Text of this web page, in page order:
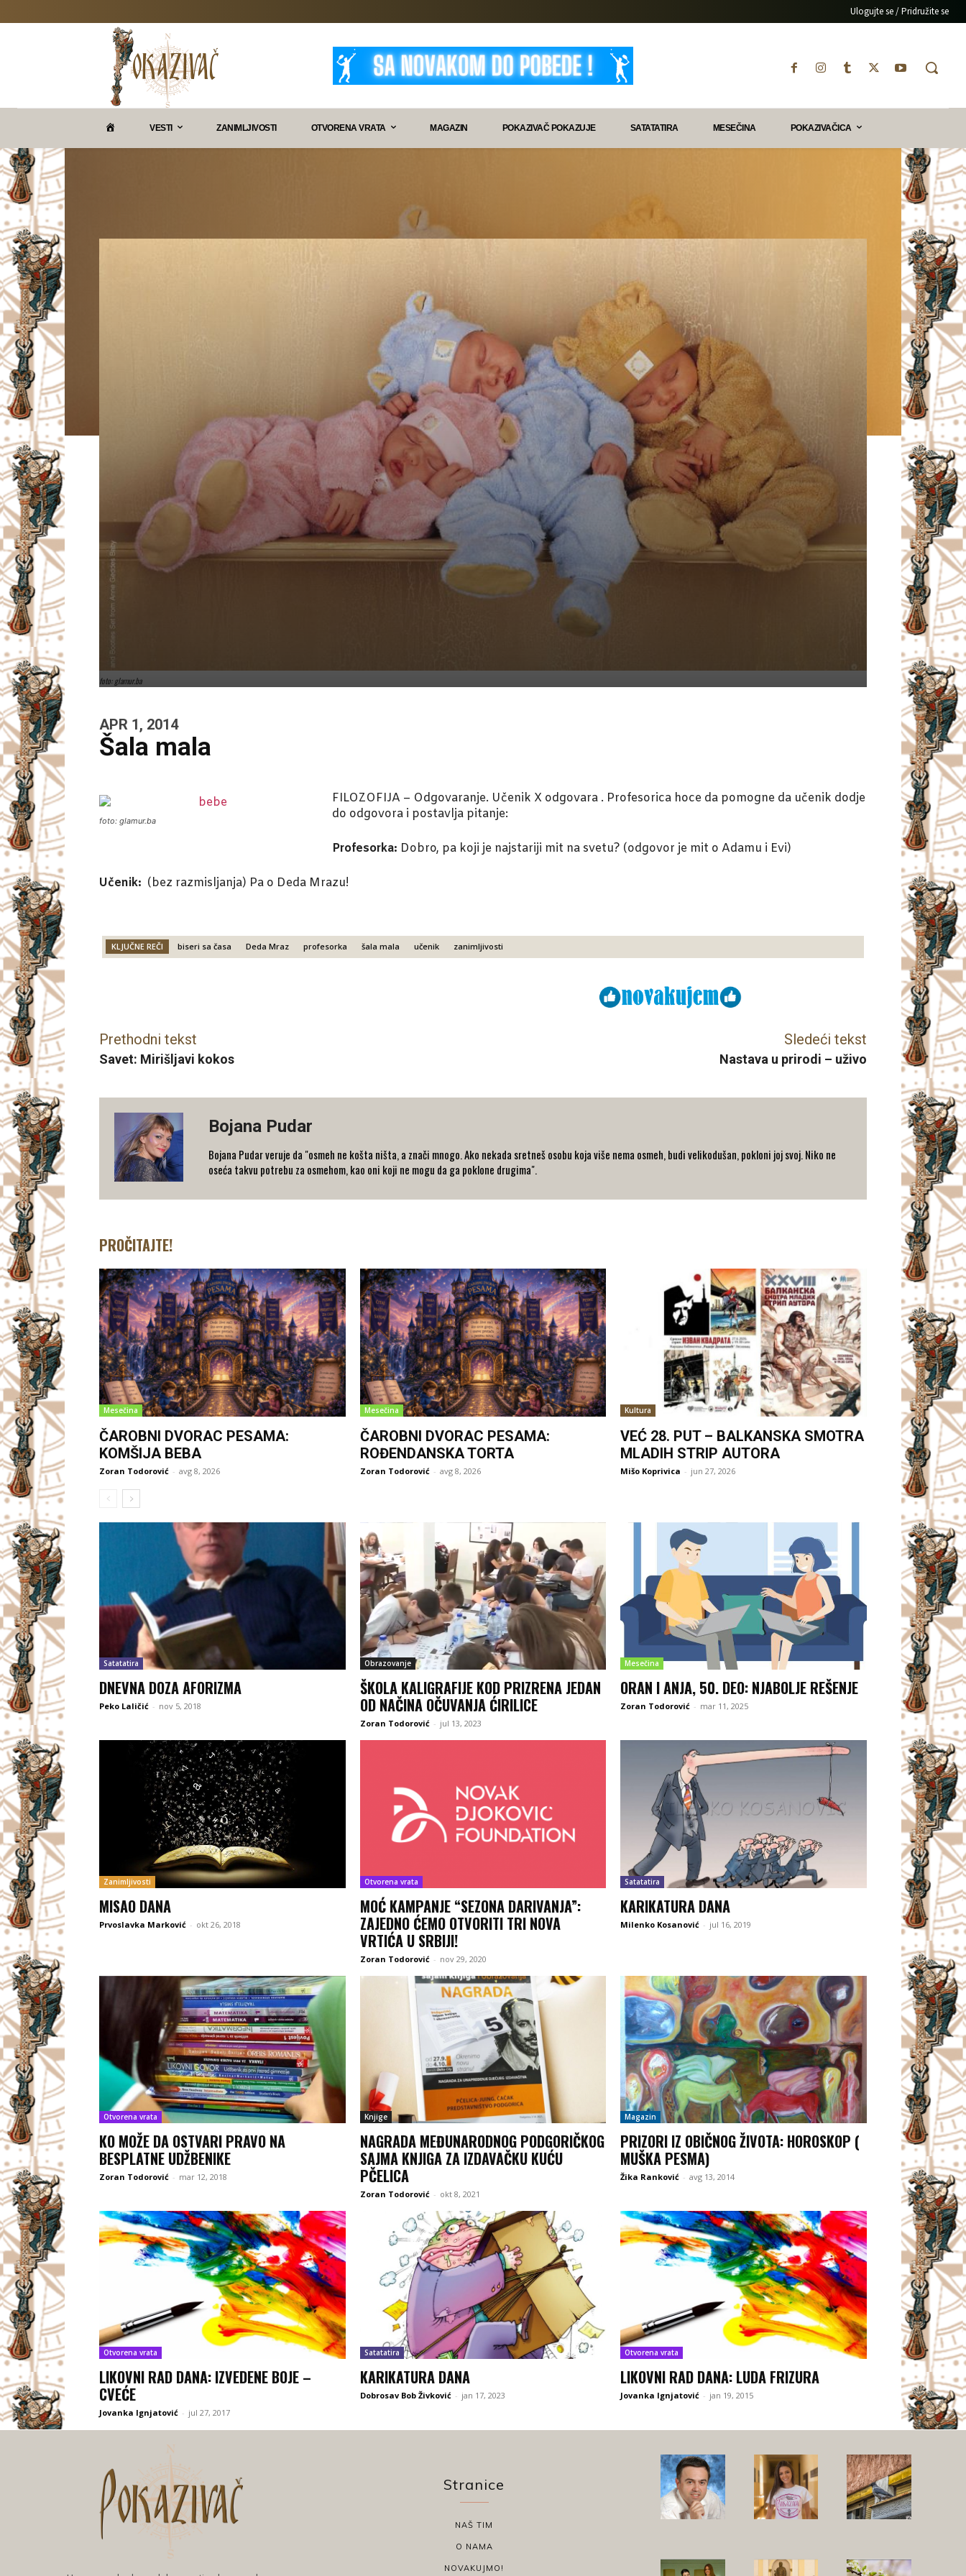
Ulogujte se / Pridružite se
VESTI ZANIMLJIVOSTI OTVORENA VRATA MAGAZIN POKAZIVAČ POKAZUJE SATATATIRA MESEČINA POKAZIVAČICA
foto: glamur.ba
APR 1, 2014
Šala mala
foto: glamur.ba
FILOZOFIJA – Odgovaranje. Učenik X odgovara . Profesorica hoce da pomogne da učenik dodje
do odgovora i postavlja pitanje:
Profesorka: Dobro, pa koji je najstariji mit na svetu? (odgovor je mit o Adamu i Evi)
Učenik: (bez razmisljanja) Pa o Deda Mrazu!
KLJUČNE REČI biseri sa časa Deda Mraz profesorka šala mala učenik zanimljivosti
Prethodni tekst
Savet: Mirišljavi kokos
Sledeći tekst
Nastava u prirodi – uživo
Bojana Pudar
Bojana Pudar veruje da "osmeh ne košta ništa, a znači mnogo. Ako nekada sretneš osobu koja više nema osmeh, budi velikodušan, pokloni joj svoj. Niko ne
oseća takvu potrebu za osmehom, kao oni koji ne mogu da ga poklone drugima".
PROČITAJTE!
Mesečina
ČAROBNI DVORAC PESAMA:
KOMŠIJA BEBA
Zoran Todorović - avg 8, 2026
Mesečina
ČAROBNI DVORAC PESAMA:
ROĐENDANSKA TORTA
Zoran Todorović - avg 8, 2026
Kultura
VEĆ 28. PUT – BALKANSKA SMOTRA
MLADIH STRIP AUTORA
Mišo Koprivica - jun 27, 2026
Satatatira
DNEVNA DOZA AFORIZMA
Peko Laličić - nov 5, 2018
Obrazovanje
ŠKOLA KALIGRAFIJE KOD PRIZRENA JEDAN
OD NAČINA OČUVANJA ĆIRILICE
Zoran Todorović - jul 13, 2023
Mesečina
ORAN I ANJA, 50. DEO: NJABOLJE REŠENJE
Zoran Todorović - mar 11, 2025
Zanimljivosti
MISAO DANA
Prvoslavka Marković - okt 26, 2018
Otvorena vrata
MOĆ KAMPANJE “SEZONA DARIVANJA”:
ZAJEDNO ĆEMO OTVORITI TRI NOVA
VRTIĆA U SRBIJI!
Zoran Todorović - nov 29, 2020
Satatatira
KARIKATURA DANA
Milenko Kosanović - jul 16, 2019
Otvorena vrata
KO MOŽE DA OSTVARI PRAVO NA
BESPLATNE UDŽBENIKE
Zoran Todorović - mar 12, 2018
Knjige
NAGRADA MEĐUNARODNOG PODGORIČKOG
SAJMA KNJIGA ZA IZDAVAČKU KUĆU
PČELICA
Zoran Todorović - okt 8, 2021
Magazin
PRIZORI IZ OBIČNOG ŽIVOTA: HOROSKOP (
MUŠKA PESMA)
Žika Ranković - avg 13, 2014
Otvorena vrata
LIKOVNI RAD DANA: IZVEDENE BOJE –
CVEĆE
Jovanka Ignjatović - jul 27, 2017
Satatatira
KARIKATURA DANA
Dobrosav Bob Živković - jan 17, 2023
Otvorena vrata
LIKOVNI RAD DANA: LUDA FRIZURA
Jovanka Ignjatović - jan 19, 2015
Stranice
NAŠ TIM
O NAMA
NOVAKUJMO!